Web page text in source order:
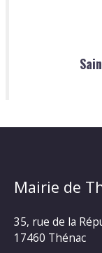
Mairie de
35, rue de la
17460 Thénac